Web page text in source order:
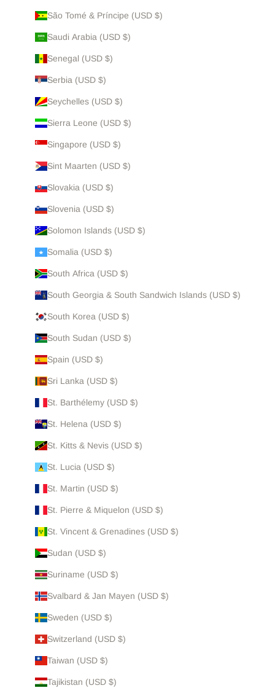
São Tomé & Príncipe (USD $)
Saudi Arabia (USD $)
Senegal (USD $)
Serbia (USD $)
Seychelles (USD $)
Sierra Leone (USD $)
Singapore (USD $)
Sint Maarten (USD $)
Slovakia (USD $)
Slovenia (USD $)
Solomon Islands (USD $)
Somalia (USD $)
South Africa (USD $)
South Georgia & South Sandwich Islands (USD $)
South Korea (USD $)
South Sudan (USD $)
Spain (USD $)
Sri Lanka (USD $)
St. Barthélemy (USD $)
St. Helena (USD $)
St. Kitts & Nevis (USD $)
St. Lucia (USD $)
St. Martin (USD $)
St. Pierre & Miquelon (USD $)
St. Vincent & Grenadines (USD $)
Sudan (USD $)
Suriname (USD $)
Svalbard & Jan Mayen (USD $)
Sweden (USD $)
Switzerland (USD $)
Taiwan (USD $)
Tajikistan (USD $)